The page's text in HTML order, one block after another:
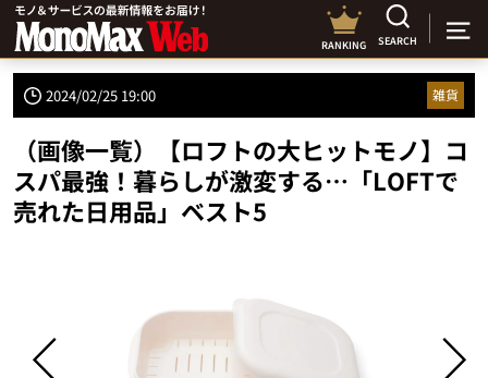
RANKING SEARCH
2024/02/25 19:00 雑貨
（画像一覧）【ロフトの大ヒットモノ】コ
スパ最強！暮らしが激変する…「LOFTで
売れた日用品」ベスト5